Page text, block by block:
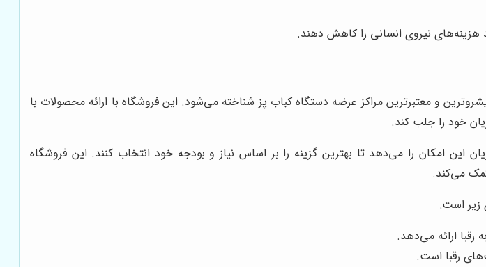
هزینه‌های نیروی انسانی را کاهش دهند.
و معتبرترین مراکز عرضه دستگاه کباب پز شناخته می‌شود. این فروشگاه با ارائه محصولات با
خود را جلب کند.
این امکان را می‌دهد تا بهترین گزینه را بر اساس نیاز و بودجه خود انتخاب کنند. این فروشگاه
می‌کند.
زیر است:
رقبا ارائه می‌دهد.
رقبا است.